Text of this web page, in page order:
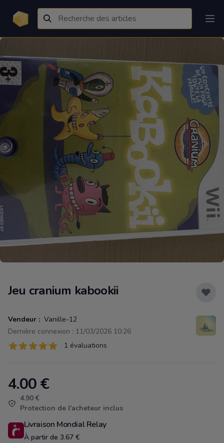
Jeu cranium kabookii
Vendeur : Vanille-12
Dernière connexion : 11/03/2026 10:26
Évaluations
1 sur 5 étoiles 1 évaluations
Product information
4.00€
4.90 €
Protection de l'acheteur inclus
Livraison Mondial Relay
À partir de 3.67 €